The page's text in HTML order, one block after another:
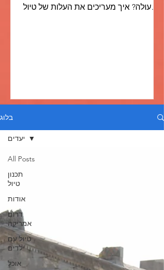
עולה? איך מעריכים את העלות של טיול
בלוג
All Posts
תכנון
טיול
אודות
דרום
אמריקה
טיול עם
ילדים
אוכל
יעדים